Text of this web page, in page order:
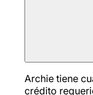
Archie tiene
crédito